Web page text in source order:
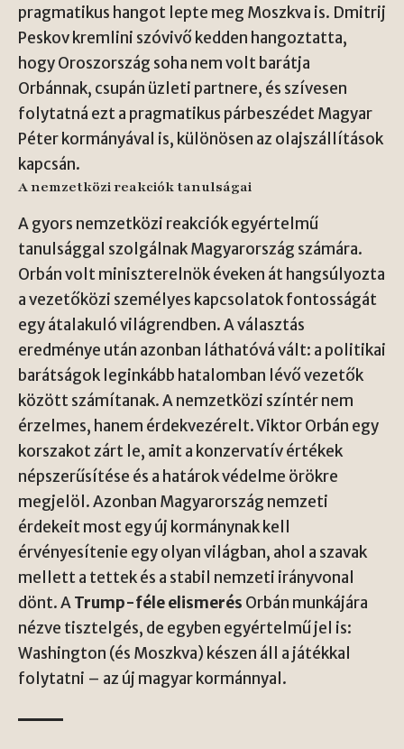
pragmatikus hangot lepte meg Moszkva is. Dmitrij
Peskov kremlini szóvivő kedden hangoztatta,
hogy Oroszország soha nem volt barátja
Orbánnak, csupán üzleti partnere, és szívesen
folytatná ezt a pragmatikus párbeszédet Magyar
Péter kormányával is, különösen az olajszállítások
kapcsán.
A nemzetközi reakciók tanulságai
A gyors nemzetközi reakciók egyértelmű
tanulsággal szolgálnak Magyarország számára.
Orbán volt miniszterelnök éveken át hangsúlyozta
a vezetőközi személyes kapcsolatok fontosságát
egy átalakuló világrendben. A választás
eredménye után azonban láthatóvá vált: a politikai
barátságok leginkább hatalomban lévő vezetők
között számítanak. A nemzetközi színtér nem
érzelmes, hanem érdekvezérelt. Viktor Orbán egy
korszakot zárt le, amit a konzervatív értékek
népszerűsítése és a határok védelme örökre
megjelöl. Azonban Magyarország nemzeti
érdekeit most egy új kormánynak kell
érvényesítenie egy olyan világban, ahol a szavak
mellett a tettek és a stabil nemzeti irányvonal
dönt. ATrump-féle elismerés Orbán munkájára
nézve tisztelgés, de egyben egyértelmű jel is:
Washington (és Moszkva) készen áll a játékkal
folytatni – az új magyar kormánnyal.